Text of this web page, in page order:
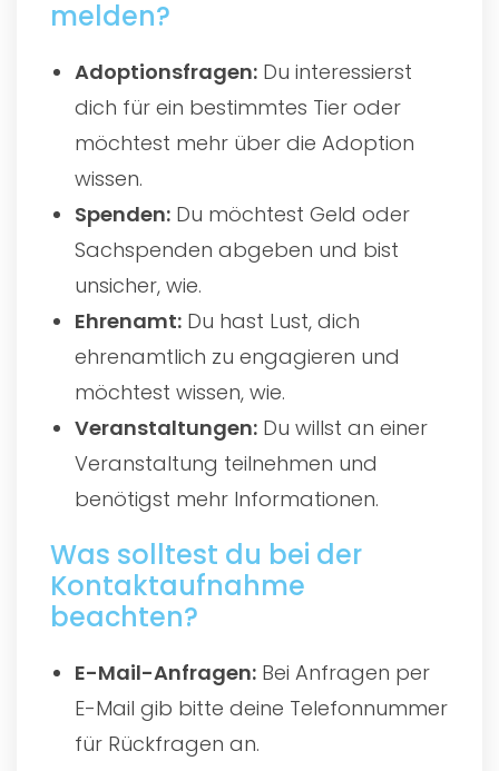
melden?
Adoptionsfragen: Du interessierst
dich für ein bestimmtes Tier oder
möchtest mehr über die Adoption
wissen.
Spenden: Du möchtest Geld oder
Sachspenden abgeben und bist
unsicher, wie.
Ehrenamt: Du hast Lust, dich
ehrenamtlich zu engagieren und
möchtest wissen, wie.
Veranstaltungen: Du willst an einer
Veranstaltung teilnehmen und
benötigst mehr Informationen.
Was solltest du bei der
Kontaktaufnahme
beachten?
E-Mail-Anfragen: Bei Anfragen per
E-Mail gib bitte deine Telefonnummer
für Rückfragen an.